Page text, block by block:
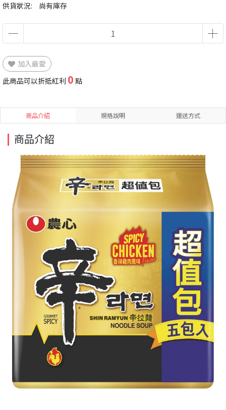
供貨狀況: 尚有庫存
加入最愛
此商品可以折抵紅利 0 點
商品介紹 規格說明 運送方式
商品介紹